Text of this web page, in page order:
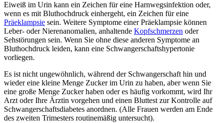
Eiweiß im Urin kann ein Zeichen für eine Harnwegsinfektion oder,
wenn es mit Bluthochdruck einhergeht, ein Zeichen für eine
Präeklampsie sein. Weitere Symptome einer Präeklampsie können
Leber- oder Nierenanomalien, anhaltende Kopfschmerzen oder
Sehstörungen sein. Wenn Sie ohne diese anderen Symptome an
Bluthochdruck leiden, kann eine Schwangerschaftshypertonie
vorliegen.
Es ist nicht ungewöhnlich, während der Schwangerschaft hin und
wieder eine kleine Menge Zucker im Urin zu haben, aber wenn Sie
eine große Menge Zucker haben oder es häufig vorkommt, wird Ihr
Arzt oder Ihre Ärztin vorgehen und einen Bluttest zur Kontrolle auf
Schwangerschaftsdiabetes anordnen. (Alle Frauen werden am Ende
des zweiten Trimesters routinemäßig untersucht).